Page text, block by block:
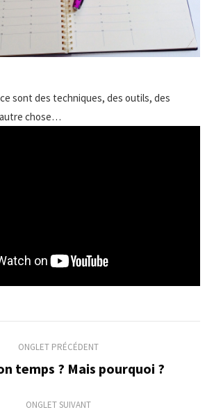
sont des techniques, des outils, des
chose…
ONGLET PRÉCÉDENT
Onglet
temps ? Mais pourquoi ?
ONGLET SUIVANT